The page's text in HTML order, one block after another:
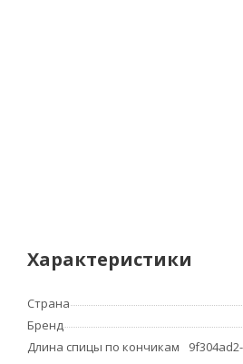
Характеристики
Страна
Бренд
Длина спицы по кончикам